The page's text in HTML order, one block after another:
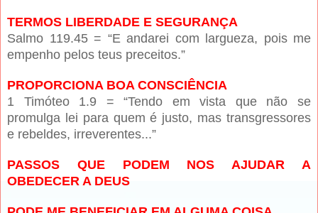
TERMOS LIBERDADE E SEGURANÇA
Salmo 119.45 = “E andarei com largueza, pois me
empenho pelos teus preceitos.”
PROPORCIONA BOA CONSCIÊNCIA
1 Timóteo 1.9 = “Tendo em vista que não se
promulga lei para quem é justo, mas transgressores
e rebeldes, irreverentes...”
PASSOS QUE PODEM NOS AJUDAR A
OBEDECER A DEUS